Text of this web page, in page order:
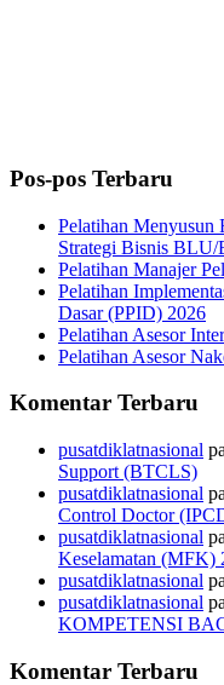
Pos-pos Terbaru
Pelatihan Menyusun
Strategi Bisnis
Pelatihan Manajer
Pelatihan
Dasar (PPID) 2026
Pelatihan Asesor
Pelatihan Asesor
Komentar Terbaru
pusatdiklatnasional
Support (BTCLS)
pusatdiklatnasional
Control Doctor
pusatdiklatnasional
Keselamatan (MFK)
pusatdiklatnasional
pusatdiklatnasional
KOMPETENSI
Komentar Terbaru